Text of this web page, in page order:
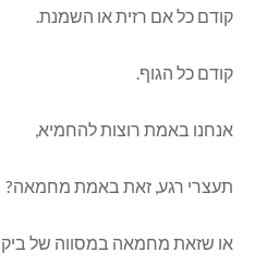
קודם כל אם רזית או השמנת.
קודם כל הגוף.
אנחנו באמת רוצות להחמיא,
תעצרי רגע, זאת באמת מחמאה?
או שזאת מחמאה במסווה של